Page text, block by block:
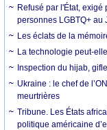
Refusé par l'État,
personnes LGBTQ+ au
Les éclats de la
La technologie peut-
Inspection du hijab,
Ukraine : le chef de
meurtrières
Tribune. Les États
politique américaine